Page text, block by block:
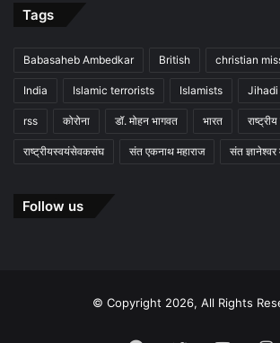
Tags
Babasaheb Ambedkar British christian
India Islamic terrorists Islamists Jihadi
rss कोरोना डॉ. मोहन भागवत भारत
राष्ट्रीयस्वयंसेवकसंघ संत एकनाथ महाराज संत ज्ञानेश्वर
Follow us
© Copyright 2026, All Rights